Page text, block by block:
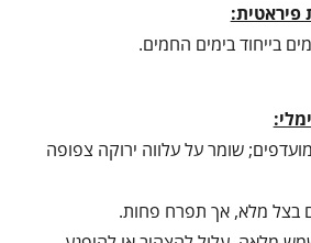
בייחוד בימים החמים.
שומר על עלווה ירוקה צפופה
בצל מלא, אך תפרח פחות.